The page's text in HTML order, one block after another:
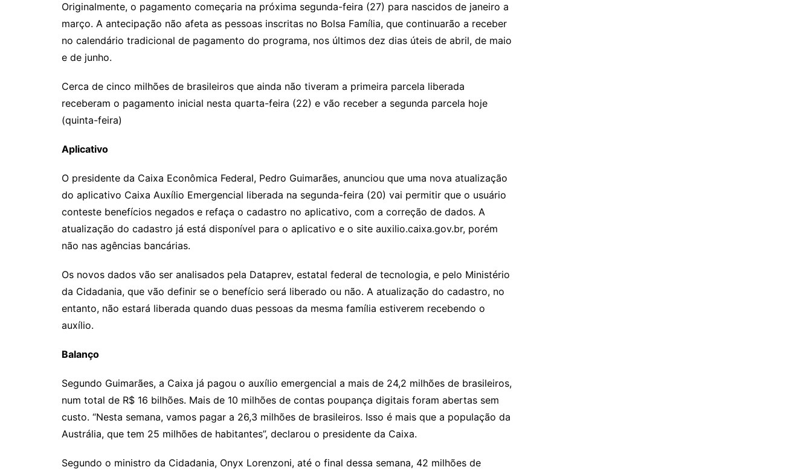
Originalmente, o pagamento começaria na próxima segunda-feira (27) para nascidos de janeiro a
março. A antecipação não afeta as pessoas inscritas no Bolsa Família, que continuarão a receber
no calendário tradicional de pagamento do programa, nos últimos dez dias úteis de abril, de maio
e de junho.
Cerca de cinco milhões de brasileiros que ainda não tiveram a primeira parcela liberada
receberam o pagamento inicial nesta quarta-feira (22) e vão receber a segunda parcela hoje
(quinta-feira)
Aplicativo
O presidente da Caixa Econômica Federal, Pedro Guimarães, anunciou que uma nova atualização
do aplicativo Caixa Auxílio Emergencial liberada na segunda-feira (20) vai permitir que o usuário
conteste benefícios negados e refaça o cadastro no aplicativo, com a correção de dados. A
atualização do cadastro já está disponível para o aplicativo e o site auxilio.caixa.gov.br, porém
não nas agências bancárias.
Os novos dados vão ser analisados pela Dataprev, estatal federal de tecnologia, e pelo Ministério
da Cidadania, que vão definir se o benefício será liberado ou não. A atualização do cadastro, no
entanto, não estará liberada quando duas pessoas da mesma família estiverem recebendo o
auxílio.
Balanço
Segundo Guimarães, a Caixa já pagou o auxílio emergencial a mais de 24,2 milhões de brasileiros,
num total de R$ 16 bilhões. Mais de 10 milhões de contas poupança digitais foram abertas sem
custo. “Nesta semana, vamos pagar a 26,3 milhões de brasileiros. Isso é mais que a população da
Austrália, que tem 25 milhões de habitantes”, declarou o presidente da Caixa.
Segundo o ministro da Cidadania, Onyx Lorenzoni, até o final dessa semana, 42 milhões de